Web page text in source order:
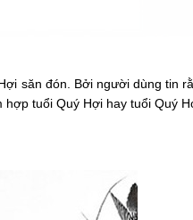
săn đón. Bởi người dùng tin
tuổi Quý Hợi hay tuổi Quý